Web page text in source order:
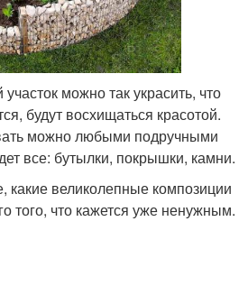
можно так украсить, что
будут восхищаться красотой.
можно любыми подручными
все: бутылки, покрышки, камни.
какие великолепные композиции
того, что кажется уже ненужным.